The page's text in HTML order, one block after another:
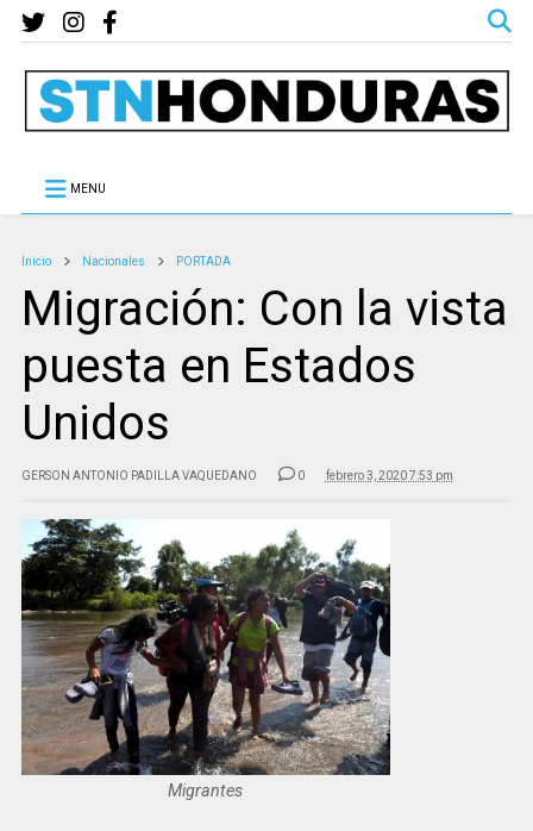
MENU
Inicio Nacionales PORTADA
Migración: Con la vista
puesta en Estados
Unidos
GERSON ANTONIO PADILLA VAQUEDANO 0 febrero 3, 2020 7:53 pm
Migrantes